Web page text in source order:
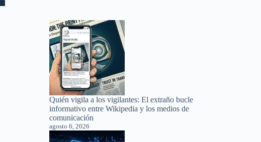
Quién vigila a los vigilantes: El extraño bucle
informativo entre Wikipedia y los medios de
comunicación
agosto 6, 2026